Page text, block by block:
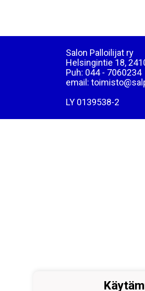
Salon Palloilijat ry
Helsingintie 18,
Puh: 044 - 7060234
email:
LY 0139538-2